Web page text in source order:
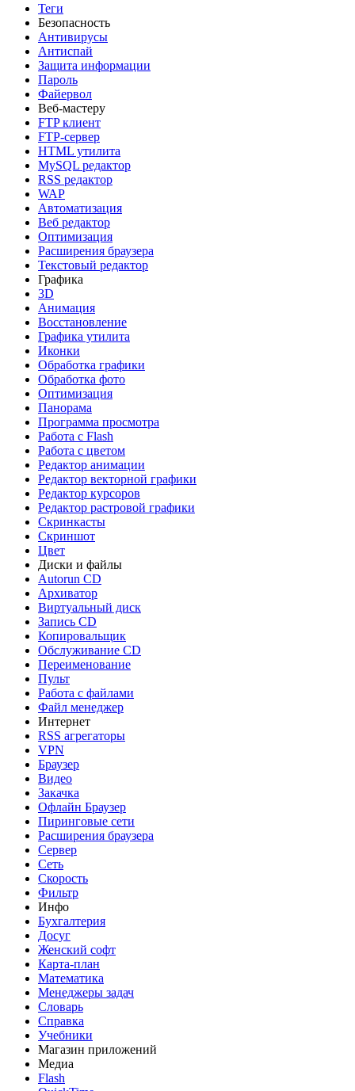
Теги
Безопасность
Антивирусы
Антиспай
Защита информации
Пароль
Файервол
Веб-мастеру
FTP клиент
FTP-сервер
HTML утилита
MySQL редактор
RSS редактор
WAP
Автоматизация
Веб редактор
Оптимизация
Расширения браузера
Текстовый редактор
Графика
3D
Анимация
Восстановление
Графика утилита
Иконки
Обработка графики
Обработка фото
Оптимизация
Панорама
Программа просмотра
Работа с Flash
Работа с цветом
Редактор анимации
Редактор векторной графики
Редактор курсоров
Редактор растровой графики
Скринкасты
Скриншот
Цвет
Диски и файлы
Autorun CD
Архиватор
Виртуальный диск
Запись CD
Копировальщик
Обслуживание CD
Переименование
Пульт
Работа с файлами
Файл менеджер
Интернет
RSS агрегаторы
VPN
Браузер
Видео
Закачка
Офлайн Браузер
Пиринговые сети
Расширения браузера
Сервер
Сеть
Скорость
Фильтр
Инфо
Бухгалтерия
Досуг
Женский софт
Карта-план
Математика
Менеджеры задач
Словарь
Справка
Учебники
Магазин приложений
Медиа
Flash